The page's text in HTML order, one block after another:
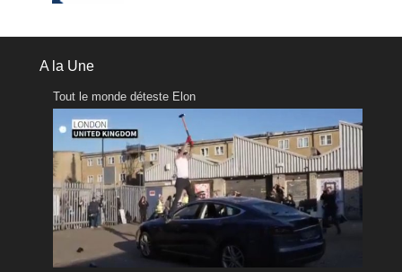
A la Une
Tout le monde déteste Elon